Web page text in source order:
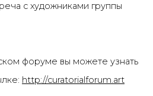
с художниками группы
форуме вы можете узнать
http://curatorialforum.art